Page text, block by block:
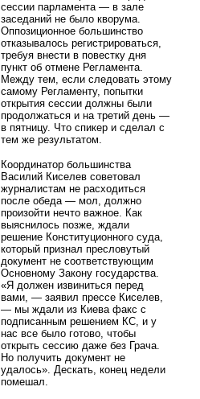
сессии парламента — в зале
заседаний не было кворума.
Оппозиционное большинство
отказывалось регистрироваться,
требуя внести в повестку дня
пункт об отмене Регламента.
Между тем, если следовать этому
самому Регламенту, попытки
открытия сессии должны были
продолжаться и на третий день —
в пятницу. Что спикер и сделал с
тем же результатом.
Координатор большинства
Василий Киселев советовал
журналистам не расходиться
после обеда — мол, должно
произойти нечто важное. Как
выяснилось позже, ждали
решение Конституционного суда,
который признал пресловутый
документ не соответствующим
Основному Закону государства.
«Я должен извиниться перед
вами, — заявил прессе Киселев,
— мы ждали из Киева факс с
подписанным решением КС, и у
нас все было готово, чтобы
открыть сессию даже без Грача.
Но получить документ не
удалось». Дескать, конец недели
помешал.